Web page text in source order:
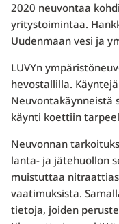
2020 neuvontaa
yritystoimintaa.
Uudenmaan vesi ja
LUVYn
hevostallilla.
Neuvontakäynneistä
käynti koettiin
Neuvonnan
lanta- ja jätehuollon
muistuttaa
vaatimuksista.
tietoja, joiden